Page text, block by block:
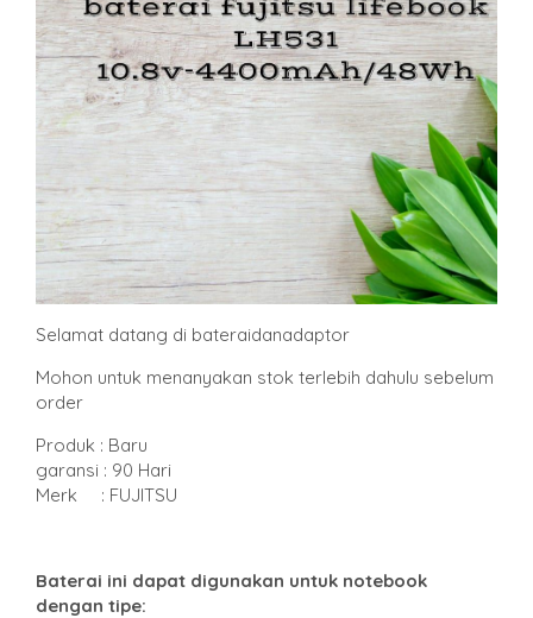
Selamat datang di bateraidanadaptor
Mohon untuk menanyakan stok terlebih dahulu sebelum
order
Produk : Baru
garansi : 90 Hari
Merk : FUJITSU
Baterai ini dapat digunakan untuk notebook
dengan tipe: